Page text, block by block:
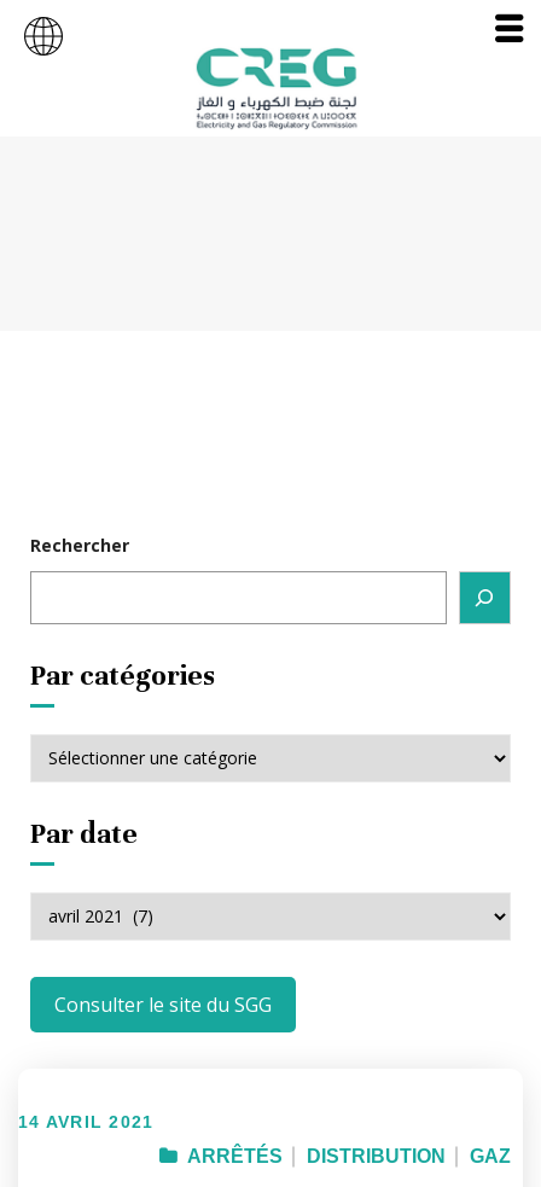
14 AVRIL 2021
ARRÊTÉS DISTRIBUTION GAZ
Rechercher
Par catégories
Par
catégories
Par date
date
Consulter le site du SGG